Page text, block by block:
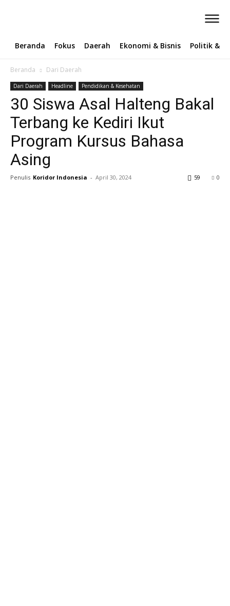
Beranda Fokus Daerah Ekonomi & Bisnis Politik &
Beranda Dari Daerah
Dari Daerah Headline Pendidikan & Kesehatan
30 Siswa Asal Halteng Bakal
Terbang ke Kediri Ikut
Program Kursus Bahasa
Asing
Penulis Koridor Indonesia - April 30, 2024 0
59